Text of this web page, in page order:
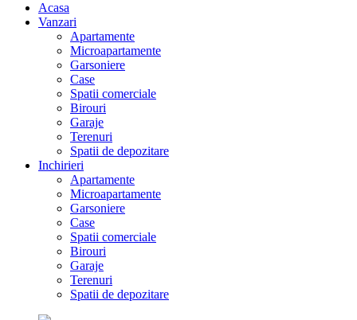
Acasa
Vanzari
Apartamente
Microapartamente
Garsoniere
Case
Spatii comerciale
Birouri
Garaje
Terenuri
Spatii de depozitare
Inchirieri
Apartamente
Microapartamente
Garsoniere
Case
Spatii comerciale
Birouri
Garaje
Terenuri
Spatii de depozitare